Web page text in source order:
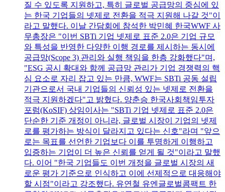
질 수 있도록 지원하고, 특히 글로벌 공급망의 중심에 있
는 한국 기업들의 넷제로 전환을 적극 지원해 나갈 것"이
라고 말했다. 이날 간담회에 참석한 박민혜 한국WWF 사
무총장은 "이번 SBTi 기업 넷제로 표준 2.0은 기업 규모
와 특성을 반영한 다양한 이행 경로를 제시하는 동시에
공급망(Scope 3) 관리와 실행 책임을 한층 강화했다"며,
"ESG 공시 확대와 함께 공급망 관리가 기업 경쟁력의 핵
심 요소로 자리 잡고 있는 만큼, WWF는 SBTi 공동 설립
기관으로서 국내 기업들의 신뢰성 있는 넷제로 전환을
적극 지원하겠다"고 밝혔다. 양춘승 한국사회책임투자
포럼(KoSIF) 상임이사는 "SBTi 기업 넷제로 표준 2.0은
단순한 기준 개정이 아니라, 글로벌 시장이 기업의 넷제
로를 평가하는 방식이 달라지고 있다는 신호"라며 "앞으
로는 목표를 선언한 기업보다 이를 투명하게 이행하고
입증하는 기업이 더 높은 신뢰를 얻게 될 것"이라고 말했
다. 이어 "한국 기업들도 이번 개정을 글로벌 시장의 새
로운 평가 기준으로 인식하고 이에 선제적으로 대응해야
할 시점"이라고 강조했다. 유연철 유엔글로벌콤팩트 한